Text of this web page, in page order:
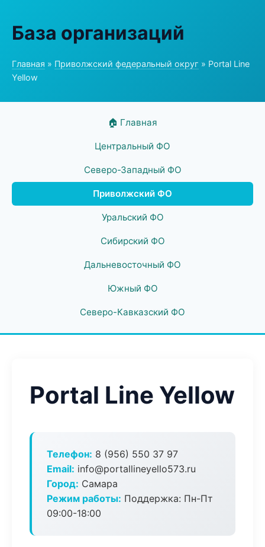
База организаций
Главная » Приволжский федеральный округ » Portal Line
Yellow
🏠 Главная
Центральный ФО
Северо-Западный ФО
Приволжский ФО
Уральский ФО
Сибирский ФО
Дальневосточный ФО
Южный ФО
Северо-Кавказский ФО
Portal Line Yellow
Телефон: 8 (956) 550 37 97
Email: info@portallineyello573.ru
Город: Самара
Режим работы: Поддержка: Пн-Пт
09:00-18:00